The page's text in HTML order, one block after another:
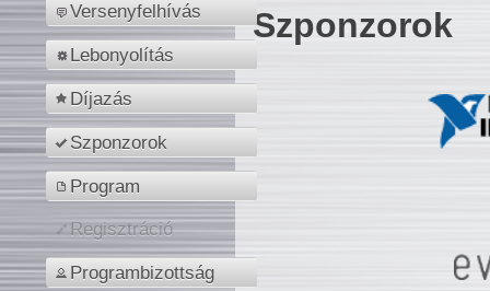
Versenyfelhívás
Lebonyolítás
Díjazás
Szponzorok
Program
Regisztráció
Programbizottság
Szponzorok